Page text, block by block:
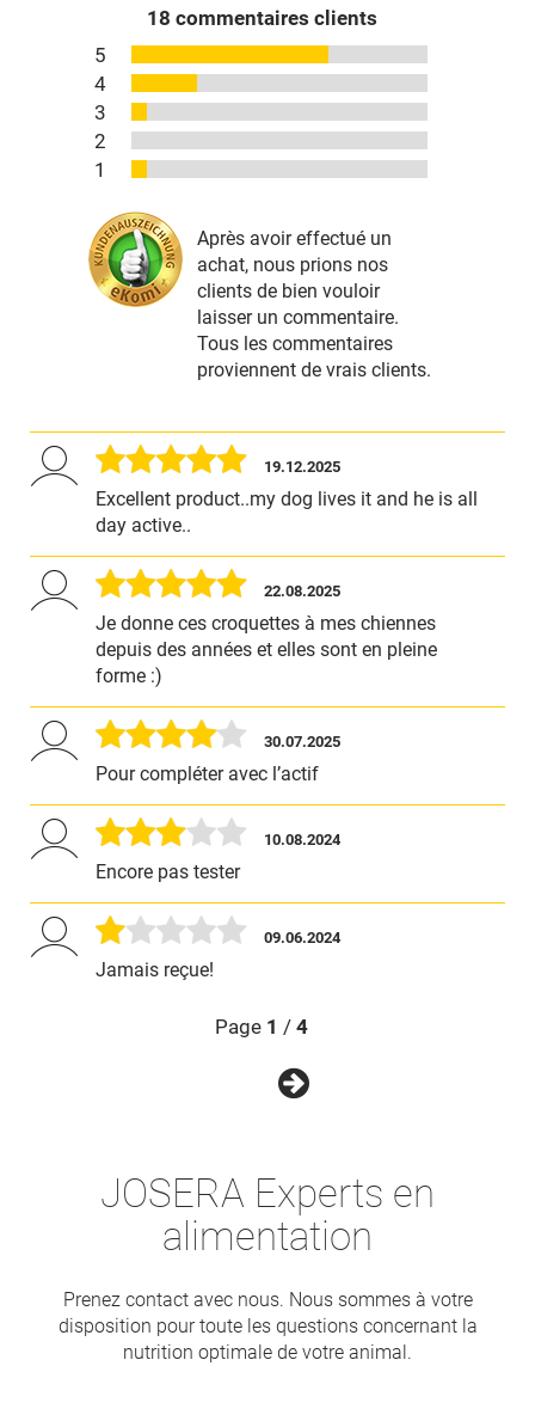
18 commentaires clients
5
4
3
2
1
Après avoir effectué un
achat, nous prions nos
clients de bien vouloir
laisser un commentaire.
Tous les commentaires
proviennent de vrais clients.
19.12.2025
Excellent product..my dog lives it and he is all
day active..
22.08.2025
Je donne ces croquettes à mes chiennes
depuis des années et elles sont en pleine
forme :)
30.07.2025
Pour compléter avec l’actif
10.08.2024
Encore pas tester
09.06.2024
Jamais reçue!
Page 1 / 4
JOSERA Experts en
alimentation
Prenez contact avec nous. Nous sommes à votre
disposition pour toute les questions concernant la
nutrition optimale de votre animal.